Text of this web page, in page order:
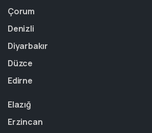
Çorum
Denizli
Diyarbakır
Düzce
Edirne
Elazığ
Erzincan